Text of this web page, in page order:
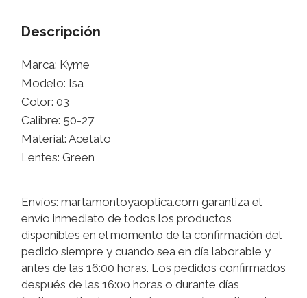
Descripción
Marca: Kyme
Modelo: Isa
Color: 03
Calibre: 50-27
Material: Acetato
Lentes: Green
Envíos: martamontoyaoptica.com garantiza el
envío inmediato de todos los productos
disponibles en el momento de la confirmación del
pedido siempre y cuando sea en día laborable y
antes de las 16:00 horas. Los pedidos confirmados
después de las 16:00 horas o durante días